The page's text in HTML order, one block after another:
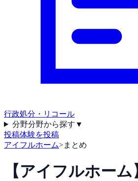
行政処分・リコール
分野分野から探す ▼
投稿体験を投稿
アイフルホーム>まとめ
【アイフルホー